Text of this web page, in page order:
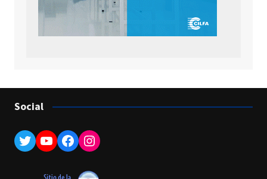
Social
Twitter
YouTube
Facebook
Instagram